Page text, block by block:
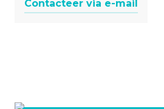
Contacteer via e-mail